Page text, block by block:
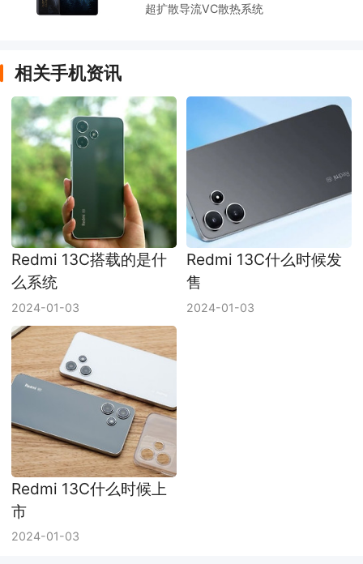
超扩散导流VC散热系统
相关手机资讯
Redmi 13C搭载的是什
么系统
2024-01-03
Redmi 13C什么时候发
售
2024-01-03
Redmi 13C什么时候上
市
2024-01-03